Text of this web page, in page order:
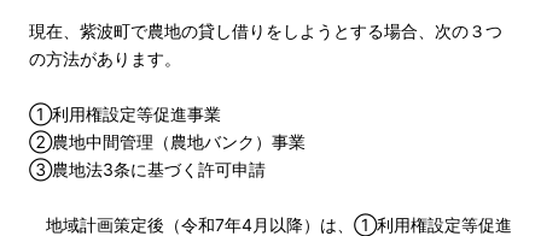
現在、紫波町で農地の貸し借りをしようとする場合、次の３つ
の方法があります。
①利用権設定等促進事業
②農地中間管理（農地バンク）事業
③農地法3条に基づく許可申請
地域計画策定後（令和7年4月以降）は、①利用権設定等促進